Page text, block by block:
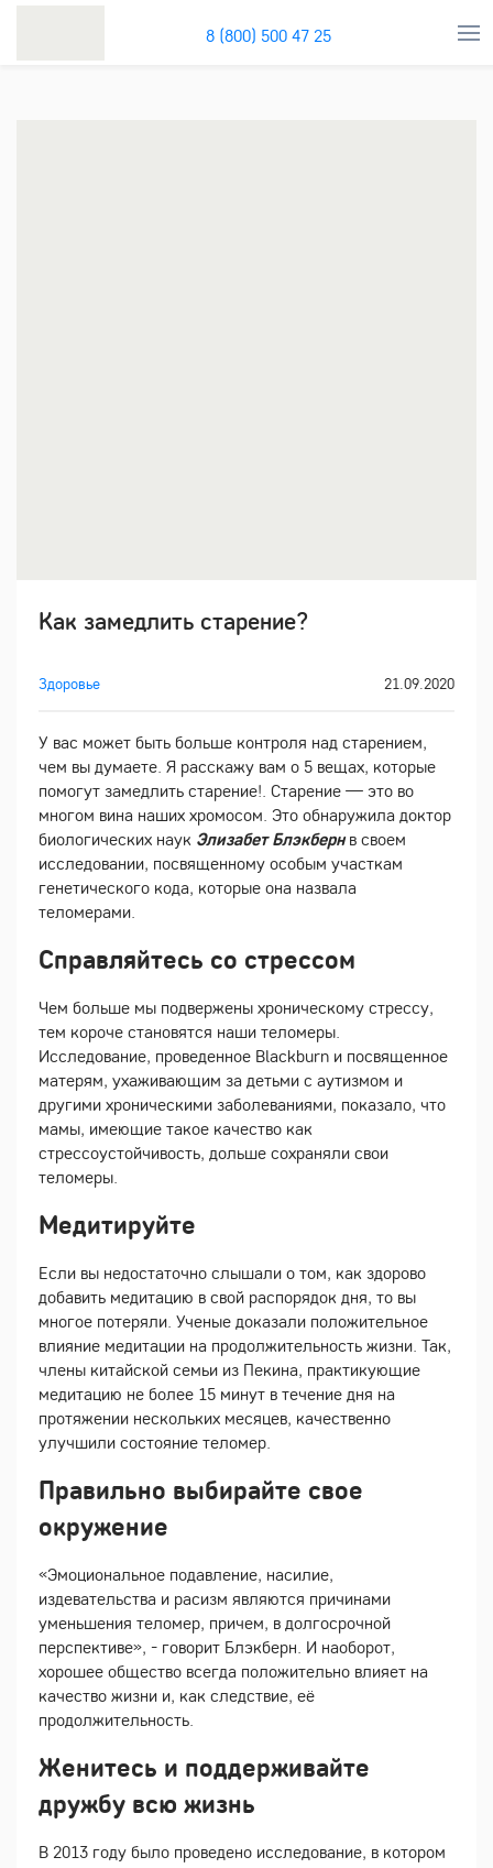
8 (800) 500 47 25
Как замедлить старение?
Здоровье 21.09.2020
У вас может быть больше контроля над старением,
чем вы думаете. Я расскажу вам о 5 вещах, которые
помогут замедлить старение!. Старение — это во
многом вина наших хромосом. Это обнаружила доктор
биологических наук Элизабет Блэкбернв своем
исследовании, посвященному особым участкам
генетического кода, которые она назвала
теломерами.
Справляйтесь со стрессом
Чем больше мы подвержены хроническому стрессу,
тем короче становятся наши теломеры.
Исследование, проведенное Blackburn и посвященное
матерям, ухаживающим за детьми с аутизмом и
другими хроническими заболеваниями, показало, что
мамы, имеющие такое качество как
стрессоустойчивость, дольше сохраняли свои
теломеры.
Медитируйте
Если вы недостаточно слышали о том, как здорово
добавить медитацию в свой распорядок дня, то вы
многое потеряли. Ученые доказали положительное
влияние медитации на продолжительность жизни. Так,
члены китайской семьи из Пекина, практикующие
медитацию не более 15 минут в течение дня на
протяжении нескольких месяцев, качественно
улучшили состояние теломер.
Правильно выбирайте свое
окружение
«Эмоциональное подавление, насилие,
издевательства и расизм являются причинами
уменьшения теломер, причем, в долгосрочной
перспективе», - говорит Блэкберн. И наоборот,
хорошее общество всегда положительно влияет на
качество жизни и, как следствие, её
продолжительность.
Женитесь и поддерживайте
дружбу всю жизнь
В 2013 году было проведено исследование, в котором